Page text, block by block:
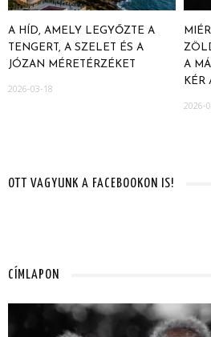
A HÍD, AMELY LEGYŐZTE A
TENGERT, A SZELET ÉS A
JÓZAN MÉRETÉRZÉKET
2026-03-18
A
KÉR
2026-
OTT VAGYUNK A FACEBOOKON IS!
CÍMLAPON